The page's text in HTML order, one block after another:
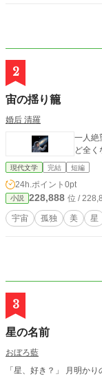
2
宙の揺り籠
婚后 清羅
一人絶
ど全
現代文学 完結 短編
24h.ポイント 0pt
小説 228,888 位 /
宇宙 孤独 美 星
3
星の名前
おぼろ藍
「星、好き？」 月明かりの下。 私、真白いとはそう声をかけられた。 その日か